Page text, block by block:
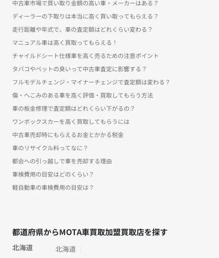
中古車市場で買い取り金額の高い車・メーカーはある？
ディーラーの下取りは本当に高く買い取ってもらえる？
走行距離や年式で、車の査定額はどれくらい変わる？
マニュアル車は高く買取ってもらえる！
チャイルドシート仕様車を高く売るための注意ポイント
タバコやペットの臭いって中古車査定に影響する？
フルモデルチェンジ・マイナーチェンジで査定額は変わる？
傷・へこみのある車を高く評価・買取してもらう方法
車の板金修理で査定額はどれくらい下がるの？
ワンボックスカーを高く買取してもらうには
中古車売却時にもらえるお金とかかる税金
車のリサイクル料ってなに？
都会への引っ越しで車を売却する理由
車検費用の目安はどのくらい？
軽自動車の車検費用の目安は？
都道府県からMOTA車買取加盟買取店を探す
北海道
北海道